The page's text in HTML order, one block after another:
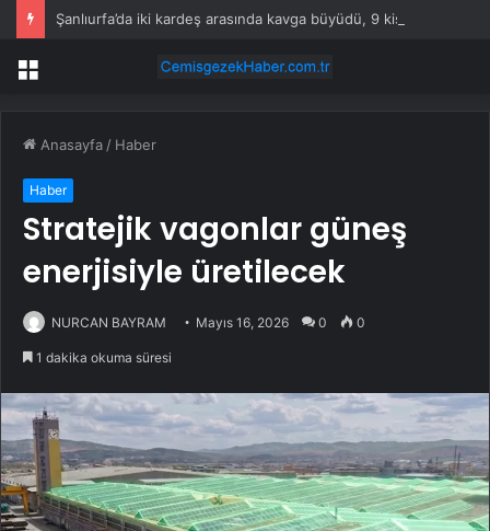
Menü
Anasayfa / Haber
Haber
Stratejik vagonlar güneş
enerjisiyle üretilecek
NURCAN BAYRAM Mayıs 16, 2026 0 0
1 dakika okuma süresi